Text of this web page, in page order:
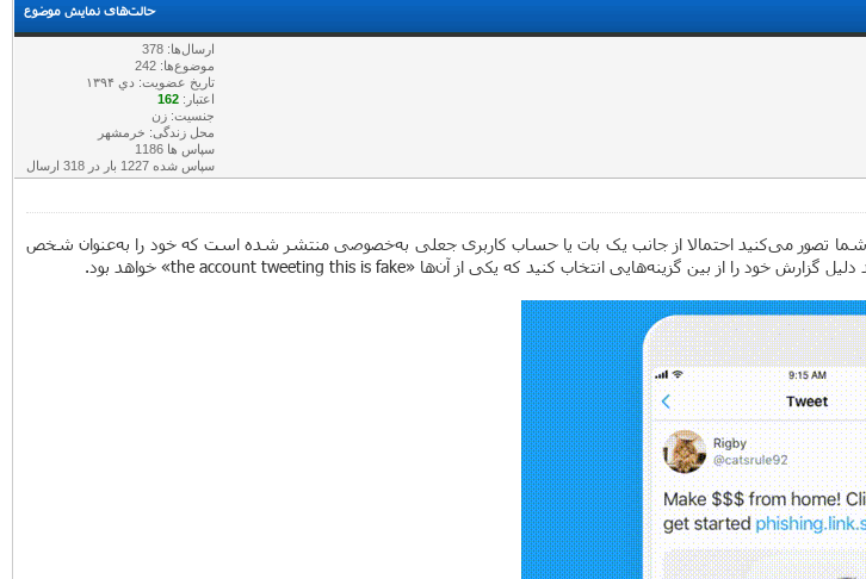
حالت‌های نمایش موضوع
ارسال‌ها: 378
موضوع‌ها: 242
تاریخ عضویت: دي ۱۳۹۴
اعتبار: 162
جنسیت: زن
محل زندگی: خرمشهر
سپاس ها 1186
سپاس شده 1227 بار در 318 ارسال
شما تصور می‌کنید احتمالا از جانب یک بات یا حساب کاربری جعلی به‌خصوصی منتشر شده است که خود را به‌عنوان شخص